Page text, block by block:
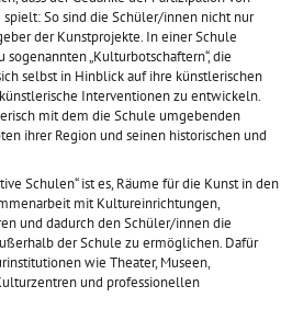
So sind die Schüler/innen nicht nur
der Kunstprojekte. In einer Schule
„Kulturbotschaftern“, die
selbst in Hinblick auf ihre künstlerischen
Interventionen zu entwickeln.
mit dem die Schule umgebenden
ihrer Region und seinen historischen und
Schulen“ ist es, Räume für die Kunst in den
mit Kultureinrichtungen,
und dadurch den Schüler/innen die
der Schule zu ermöglichen. Dafür
wie Theater, Museen,
und professionellen